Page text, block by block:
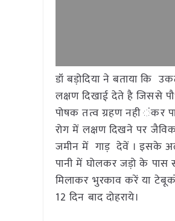
डॉ बड़ोदिया ने बताया कि
लक्षण दिखाई देते है जिससे
पोषक तत्व ग्रहण नही ंकर
रोग में लक्षण दिखने पर जैविक
जमीन में गाड़ देवें । इसके
पानी में घोलकर जड़ो के पास
मिलाकर भुरकाव करें या
12 दिन बाद दोहराये।